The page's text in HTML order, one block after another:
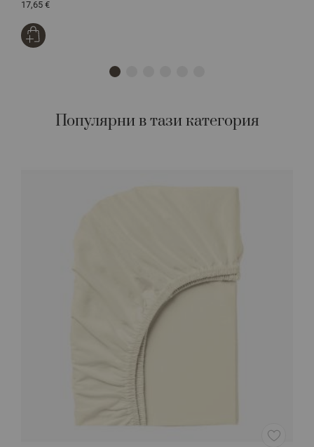
17,65 €
Популярни в тази категория